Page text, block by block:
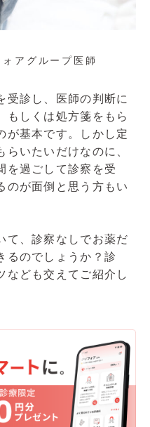
アグループ医師
受診し、医師の判断に
もしくは処方箋をもら
が基本です。しかし定
いたいだけなのに、
を過ごして診察を受
のが面倒と思う方もい
て、診察なしでお薬だ
るのでしょうか？診
なども交えてご紹介し